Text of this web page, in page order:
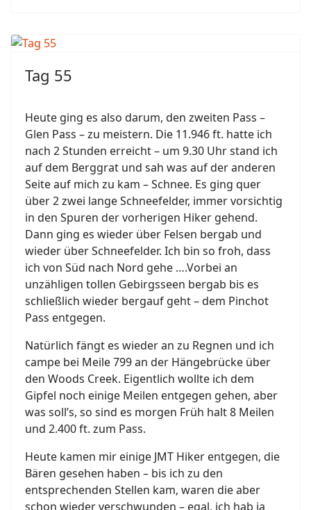
Tag 55
Heute ging es also darum, den zweiten Pass –
Glen Pass – zu meistern. Die 11.946 ft. hatte ich
nach 2 Stunden erreicht – um 9.30 Uhr stand ich
auf dem Berggrat und sah was auf der anderen
Seite auf mich zu kam – Schnee. Es ging quer
über 2 zwei lange Schneefelder, immer vorsichtig
in den Spuren der vorherigen Hiker gehend.
Dann ging es wieder über Felsen bergab und
wieder über Schneefelder. Ich bin so froh, dass
ich von Süd nach Nord gehe ….Vorbei an
unzähligen tollen Gebirgsseen bergab bis es
schließlich wieder bergauf geht – dem Pinchot
Pass entgegen.
Natürlich fängt es wieder an zu Regnen und ich
campe bei Meile 799 an der Hängebrücke über
den Woods Creek. Eigentlich wollte ich dem
Gipfel noch einige Meilen entgegen gehen, aber
was soll’s, so sind es morgen Früh halt 8 Meilen
und 2.400 ft. zum Pass.
Heute kamen mir einige JMT Hiker entgegen, die
Bären gesehen haben – bis ich zu den
entsprechenden Stellen kam, waren die aber
schon wieder verschwunden – egal, ich hab ja